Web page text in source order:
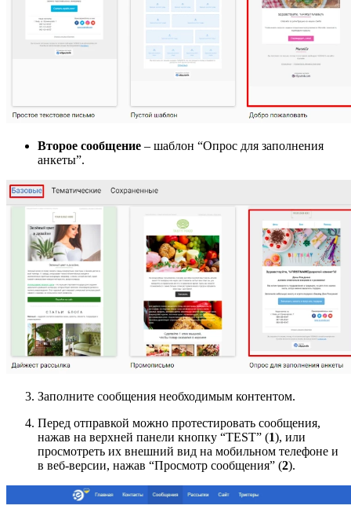
Второе сообщение – шаблон “Опрос для заполнения
анкеты”.
Заполните сообщения необходимым контентом.
Перед отправкой можно протестировать сообщения,
нажав на верхней панели кнопку “TEST” (1), или
просмотреть их внешний вид на мобильном телефоне и
в веб-версии, нажав “Просмотр сообщения” (2).